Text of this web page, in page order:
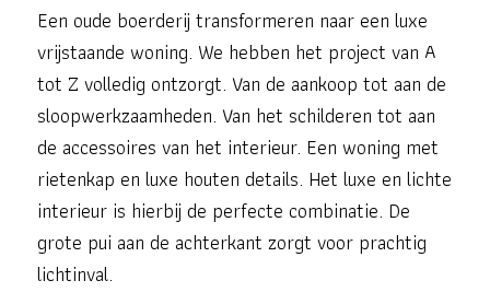
Een oude boerderij transformeren naar een luxe
vrijstaande woning. We hebben het project van A
tot Z volledig ontzorgt. Van de aankoop tot aan de
sloopwerkzaamheden. Van het schilderen tot aan
de accessoires van het interieur. Een woning met
rietenkap en luxe houten details. Het luxe en lichte
interieur is hierbij de perfecte combinatie. De
grote pui aan de achterkant zorgt voor prachtig
lichtinval.